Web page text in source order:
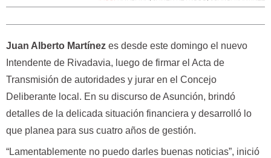
Juan Alberto Martínez es desde este domingo el nuevo
Intendente de Rivadavia, luego de firmar el Acta de
Transmisión de autoridades y jurar en el Concejo
Deliberante local. En su discurso de Asunción, brindó
detalles de la delicada situación financiera y desarrolló lo
que planea para sus cuatro años de gestión.
“Lamentablemente no puedo darles buenas noticias”, inició